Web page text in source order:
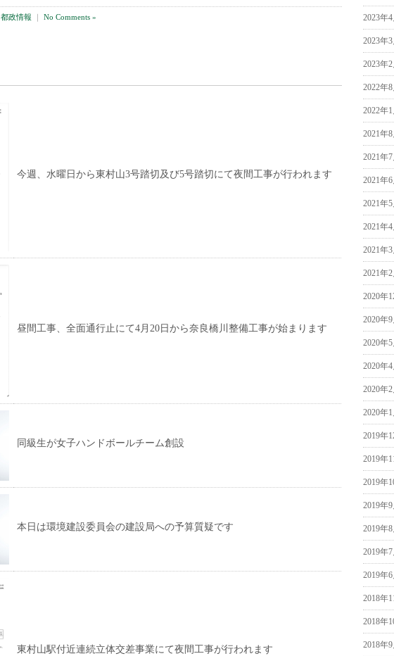
都政情報 No Comments »
今週、水曜日から東村山3号踏切及び5号踏切にて夜間工事が行われます
昼間工事、全面通行止にて4月20日から奈良橋川整備工事が始まります
同級生が女子ハンドボールチーム創設
本日は環境建設委員会の建設局への予算質疑です
東村山駅付近連続立体交差事業にて夜間工事が行われます
2023年4
2023年3
2023年2
2022年8
2022年1
2021年8
2021年7
2021年6
2021年5
2021年4
2021年3
2021年2
2020年
2020年9
2020年5
2020年4
2020年2
2020年1
2019年
2019年
2019年
2019年9
2019年8
2019年7
2019年6
2018年
2018年
2018年9